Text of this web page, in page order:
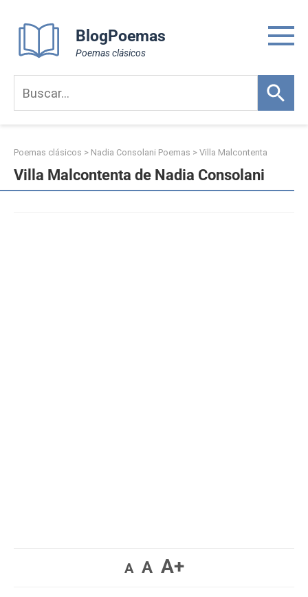
content
BlogPoemas
Poemas clásicos
Poemas clásicos > Nadia Consolani Poemas > Villa Malcontenta
Villa Malcontenta de Nadia Consolani
A A A+